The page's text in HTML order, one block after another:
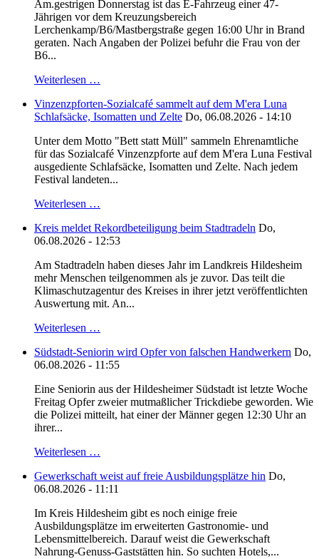
Am.gestrigen Donnerstag ist das E-Fahrzeug einer 47-
Jährigen vor dem Kreuzungsbereich
Lerchenkamp/B6/Mastbergstraße gegen 16:00 Uhr in Brand
geraten. Nach Angaben der Polizei befuhr die Frau von der
B6...
Weiterlesen …
Vinzenzpforten-Sozialcafé sammelt auf dem M'era Luna
Schlafsäcke, Isomatten und Zelte Do, 06.08.2026 - 14:10
Unter dem Motto "Bett statt Müll" sammeln Ehrenamtliche
für das Sozialcafé Vinzenzpforte auf dem M'era Luna Festival
ausgediente Schlafsäcke, Isomatten und Zelte. Nach jedem
Festival landeten...
Weiterlesen …
Kreis meldet Rekordbeteiligung beim Stadtradeln Do,
06.08.2026 - 12:53
Am Stadtradeln haben dieses Jahr im Landkreis Hildesheim
mehr Menschen teilgenommen als je zuvor. Das teilt die
Klimaschutzagentur des Kreises in ihrer jetzt veröffentlichten
Auswertung mit. An...
Weiterlesen …
Südstadt-Seniorin wird Opfer von falschen Handwerkern Do,
06.08.2026 - 11:55
Eine Seniorin aus der Hildesheimer Südstadt ist letzte Woche
Freitag Opfer zweier mutmaßlicher Trickdiebe geworden. Wie
die Polizei mitteilt, hat einer der Männer gegen 12:30 Uhr an
ihrer...
Weiterlesen …
Gewerkschaft weist auf freie Ausbildungsplätze hin Do,
06.08.2026 - 11:11
Im Kreis Hildesheim gibt es noch einige freie
Ausbildungsplätze im erweiterten Gastronomie- und
Lebensmittelbereich. Darauf weist die Gewerkschaft
Nahrung-Genuss-Gaststätten hin. So suchten Hotels,...